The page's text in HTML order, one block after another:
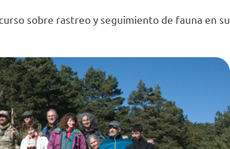
sobre rastreo y seguimiento de fauna en su